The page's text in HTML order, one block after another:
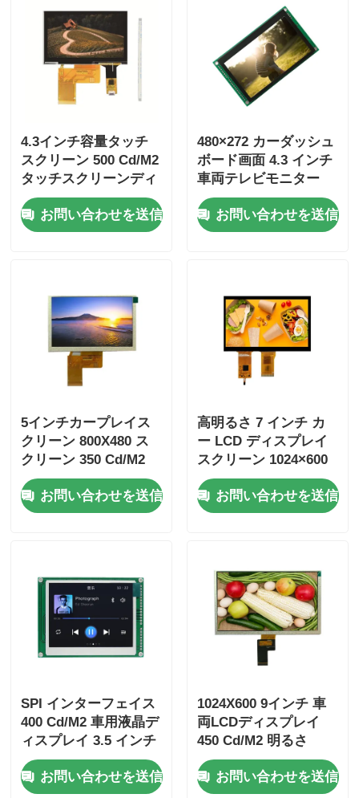
4.3インチ容量タッチ
スクリーン 500 Cd/M2
タッチスクリーンディ
スプレイモジュール
800X480
お問い合わせを送信
480×272 カーダッシュ
ボード画面 4.3 インチ
車両テレビモニター
500 Cd/m2
お問い合わせを送信
5インチカープレイス
クリーン 800X480 ス
クリーン 350 Cd/M2
ST7789 ドライバーIC
お問い合わせを送信
高明るさ 7 インチ カ
ー LCD ディスプレイ
スクリーン 1024×600
解像度 RGB インター
フェース
お問い合わせを送信
SPI インターフェイス
400 Cd/M2 車用液晶デ
ィスプレイ 3.5 インチ
ダッシュボード スクリ
ーン 320x240 解像度
お問い合わせを送信
1024X600 9インチ 車
両LCDディスプレイ
450 Cd/M2 明るさ
40IP LVDS インターフ
ェースお問い合わせを送信